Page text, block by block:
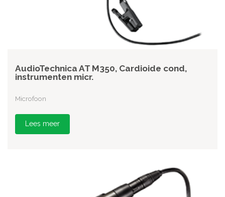
AudioTechnica AT M350, Cardioide cond,
instrumenten micr.
Microfoon
Lees meer